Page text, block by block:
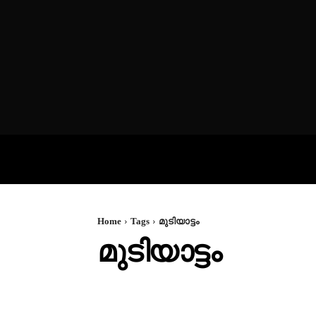
Home Tags മുടിയാട്ടം
മുടിയാട്ടം